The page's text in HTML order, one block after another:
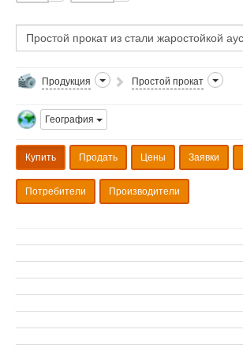
Продукция Простой прокат
География
Купить Продать Цены Заявки
Потребители Производители